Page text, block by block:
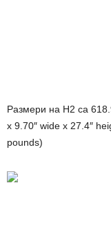
Размери на H2 са
x 9.70″ wide x 27.4″
pounds)